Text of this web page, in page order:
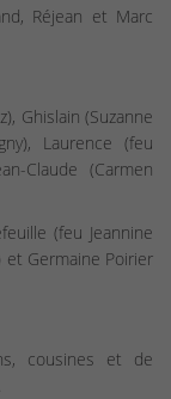
Réjean et Marc
Ghislain (Suzanne
Laurence (feu
Claude (Carmen
(feu Jeannine
et Germaine Poirier
cousines et de